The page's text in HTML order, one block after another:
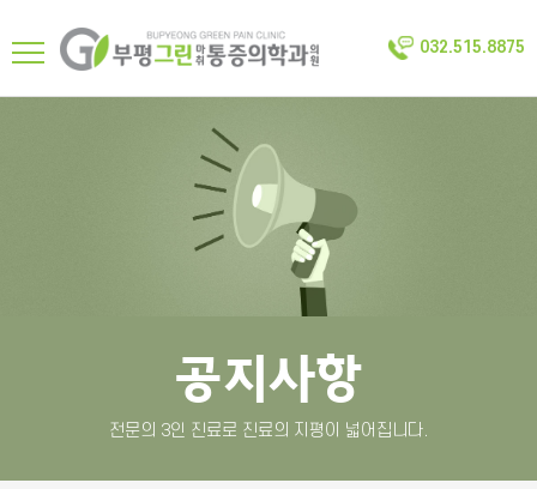
032.515.8875
공지사항
전문의 3인 진료로 진료의 지평이 넓어집니다.